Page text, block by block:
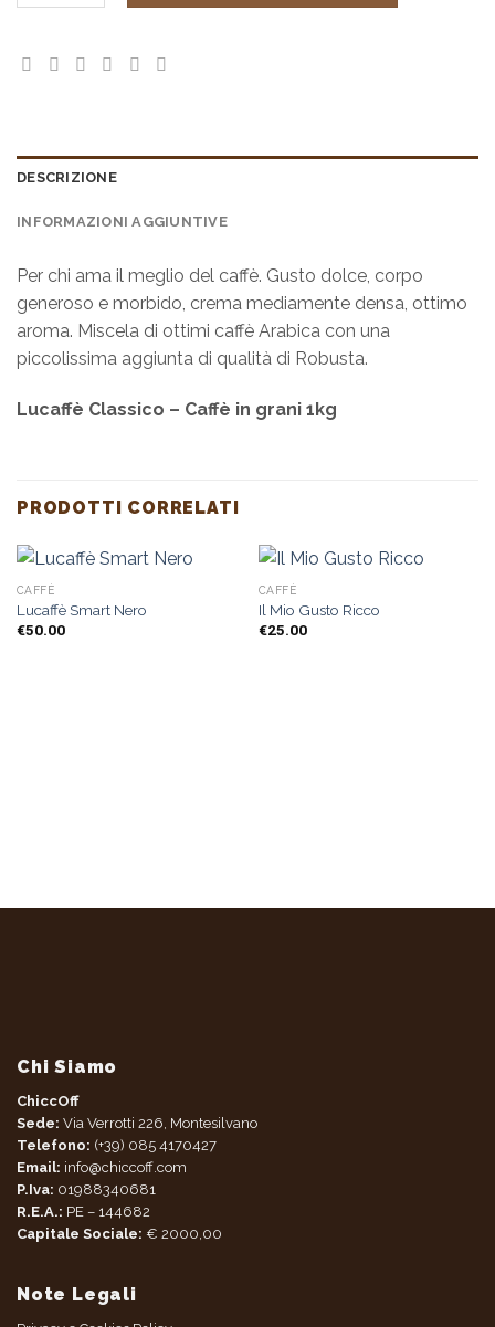
DESCRIZIONE
INFORMAZIONI AGGIUNTIVE
Per chi ama il meglio del caffè. Gusto dolce, corpo
generoso e morbido, crema mediamente densa, ottimo
aroma. Miscela di ottimi caffè Arabica con una
piccolissima aggiunta di qualità di Robusta.
Lucaffè Classico – Caffè in grani 1kg
PRODOTTI CORRELATI
CAFFÈ
Lucaffè Smart Nero
€50.00
CAFFÈ
Il Mio Gusto Ricco
€25.00
Chi Siamo
ChiccOff
Sede: Via Verrotti 226, Montesilvano
Telefono: (+39) 085 4170427
Email: info@chiccoff.com
P.Iva: 01988340681
R.E.A.: PE – 144682
Capitale Sociale: € 2000,00
Note Legali